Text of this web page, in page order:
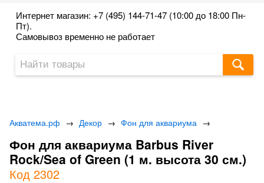
Интернет магазин: +7 (495) 144-71-47 (10:00 до 18:00 Пн-
Пт).
Самовывоз временно не работает
Акватема.рф → Декор → Фон для аквариума →
Фон для аквариума Barbus River
Rock/Sea of Green (1 м. высота 30 см.)
Код 2302